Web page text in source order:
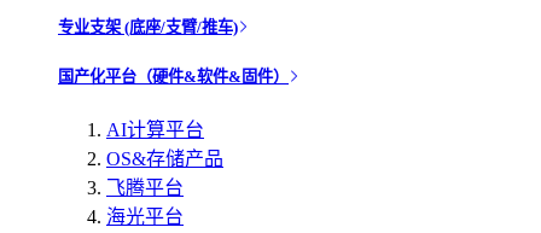
专业支架 (底座/支臂/推车)
国产化平台（硬件&软件&固件）
AI计算平台
OS&存储产品
飞腾平台
海光平台